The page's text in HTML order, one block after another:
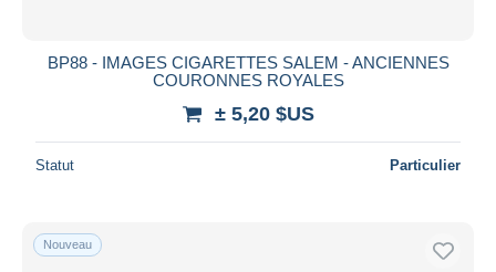
BP88 - IMAGES CIGARETTES SALEM - ANCIENNES
COURONNES ROYALES
± 5,20 $US
Statut Particulier
Nouveau